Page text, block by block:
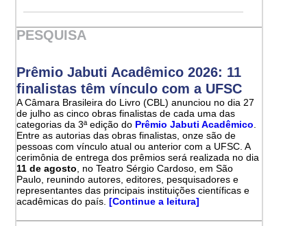
PESQUISA
Prêmio Jabuti Acadêmico 2026: 11
finalistas têm vínculo com a UFSC
A Câmara Brasileira do Livro (CBL) anunciou no dia 27
de julho as cinco obras finalistas de cada uma das
categorias da 3ª edição do Prêmio Jabuti Acadêmico
Entre as autorias das obras finalistas, onze são de
pessoas com vínculo atual ou anterior com a UFSC. A
cerimônia de entrega dos prêmios será realizada no dia
11 de agosto , no Teatro Sérgio Cardoso, em São
Paulo, reunindo autores, editores, pesquisadores e
representantes das principais instituições científicas e
acadêmicas do país. [Continue a leitura]